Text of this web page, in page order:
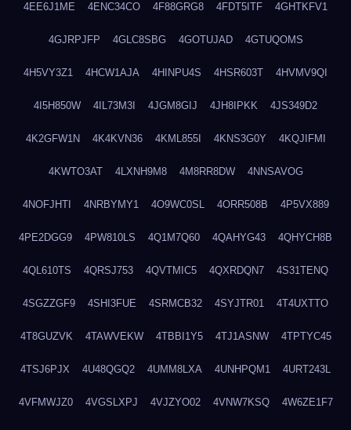
4EE6J1ME 4ENC34CO 4F88GRG8 4FDT5ITF 4GHTKFV1
4GJRPJFP 4GLC8SBG 4GOTUJAD 4GTUQOMS
4H5VY3Z1 4HCW1AJA 4HINPU4S 4HSR603T 4HVMV9QI
4I5H850W 4IL73M3I 4JGM8GIJ 4JH8IPKK 4JS349D2
4K2GFW1N 4K4KVN36 4KML855I 4KNS3G0Y 4KQJIFMI
4KWTO3AT 4LXNH9M8 4M8RR8DW 4NNSAVOG
4NOFJHTI 4NRBYMY1 4O9WC0SL 4ORR508B 4P5VX889
4PE2DGG9 4PW810LS 4Q1M7Q60 4QAHYG43 4QHYCH8B
4QL610TS 4QRSJ753 4QVTMIC5 4QXRDQN7 4S31TENQ
4SGZZGF9 4SHI3FUE 4SRMCB32 4SYJTR01 4T4UXTTO
4T8GUZVK 4TAWVEKW 4TBBI1Y5 4TJ1ASNW 4TPTYC45
4TSJ6PJX 4U48QGQ2 4UMM8LXA 4UNHPQM1 4URT243L
4VFMWJZ0 4VGSLXPJ 4VJZYO02 4VNW7KSQ 4W6ZE1F7